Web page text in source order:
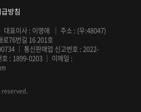
방침
대표이사 : 이영애 ｜ 주소 : (우:48047)
로76번길 16 201호
｜ 통신판매업 신고번호 : 2022-
호 : 1899-0203 ｜ 이메일 :
reserved.